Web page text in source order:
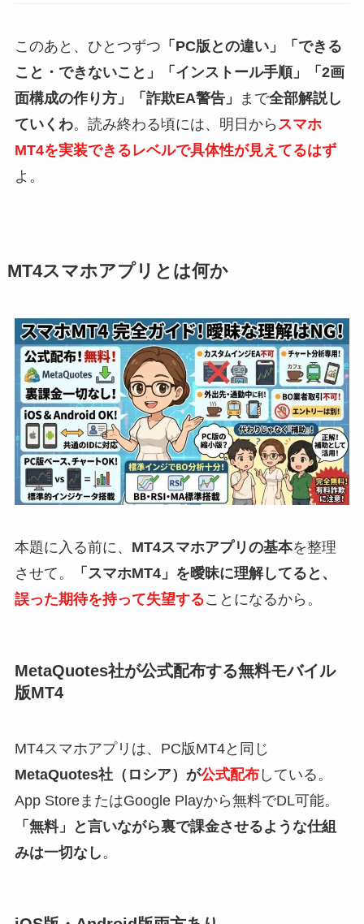
このあと、ひとつずつ 「PC版との違い」「できる
こと・できないこと」「インストール手順」「2画
面構成の作り方」「詐欺EA警告」
まで全部解説し
ていくわ。読み終わる頃には、明日から スマホ
MT4を実装できるレベルで具体性が見えてるはず
よ。
MT4スマホアプリとは何か
本題に入る前に、 MT4スマホアプリの基本を整理
させて。
「スマホMT4」を曖昧に理解してると、
誤った期待を持って失望することになるから。
MetaQuotes社が公式配布する無料モバイル
版MT4
MT4スマホアプリは、PC版MT4と同じ
MetaQuotes社（ロシア）が公式配布している。
App StoreまたはGoogle Playから無料でDL可能。
「無料」と言いながら裏で課金させるような仕組
みは一切なし。